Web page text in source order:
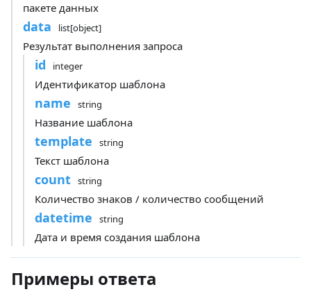
пакете данных
data list[object]
Результат выполнения запроса
id integer
Идентификатор шаблона
name string
Название шаблона
template string
Текст шаблона
count string
Количество знаков / количество сообщений
datetime string
Дата и время создания шаблона
Примеры ответа